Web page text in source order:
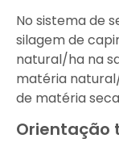
No sistema de
silagem de
natural/ha na
matéria
de matéria
Orientação